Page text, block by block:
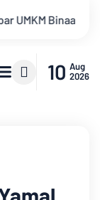
Ke-81 Di PTPN
10 Aug
2026